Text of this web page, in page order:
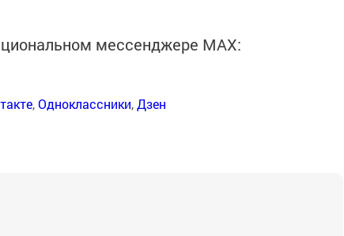
мессенджере MАХ:
,Одноклассники,Дзен